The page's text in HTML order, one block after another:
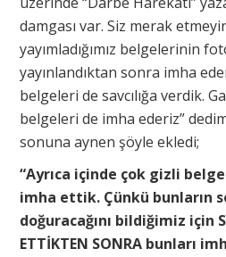
damgası var. Siz merak
yayımladığımız belgelerinin
yayınlandıktan sonra imha
belgeleri de savcılığa verdik.
belgeleri de imha ederiz”
sonuna aynen şöyle ekledi;
“Ayrıca içinde çok gizli
imha ettik. Çünkü bunların
doğuracağını bildiğimiz için
ETTİKTEN SONRA bunları